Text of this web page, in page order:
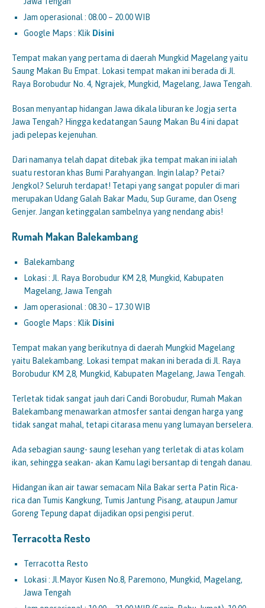
Jam operasional : 08.00 – 20.00 WIB
Google Maps : Klik Disini
Tempat makan yang pertama di daerah Mungkid Magelang yaitu
Saung Makan Bu Empat. Lokasi tempat makan ini berada di Jl.
Raya Borobudur No. 4, Ngrajek, Mungkid, Magelang, Jawa Tengah.
Bosan menyantap hidangan Jawa dikala liburan ke Jogja serta
Jawa Tengah? Hingga kedatangan Saung Makan Bu 4 ini dapat
jadi pelepas kejenuhan.
Dari namanya telah dapat ditebak jika tempat makan ini ialah
suatu restoran khas Bumi Parahyangan. Ingin lalap? Petai?
Jengkol? Seluruh terdapat! Tetapi yang sangat populer di mari
merupakan Udang Galah Bakar Madu, Sup Gurame, dan Oseng
Genjer. Jangan ketinggalan sambelnya yang nendang abis!
Rumah Makan Balekambang
Balekambang
Lokasi : Jl. Raya Borobudur KM 2,8, Mungkid, Kabupaten
Magelang, Jawa Tengah
Jam operasional : 08.30 – 17.30 WIB
Google Maps : Klik Disini
Tempat makan yang berikutnya di daerah Mungkid Magelang
yaitu Balekambang. Lokasi tempat makan ini berada di Jl. Raya
Borobudur KM 2,8, Mungkid, Kabupaten Magelang, Jawa Tengah.
Terletak tidak sangat jauh dari Candi Borobudur, Rumah Makan
Balekambang menawarkan atmosfer santai dengan harga yang
tidak sangat mahal, tetapi citarasa menu yang lumayan berselera.
Ada sebagian saung- saung lesehan yang terletak di atas kolam
ikan, sehingga seakan- akan Kamu lagi bersantap di tengah danau.
Hidangan ikan air tawar semacam Nila Bakar serta Patin Rica-
rica dan Tumis Kangkung, Tumis Jantung Pisang, ataupun Jamur
Goreng Tepung dapat dijadikan opsi pengisi perut.
Terracotta Resto
Terracotta Resto
Lokasi : Jl.Mayor Kusen No.8, Paremono, Mungkid, Magelang,
Jawa Tengah